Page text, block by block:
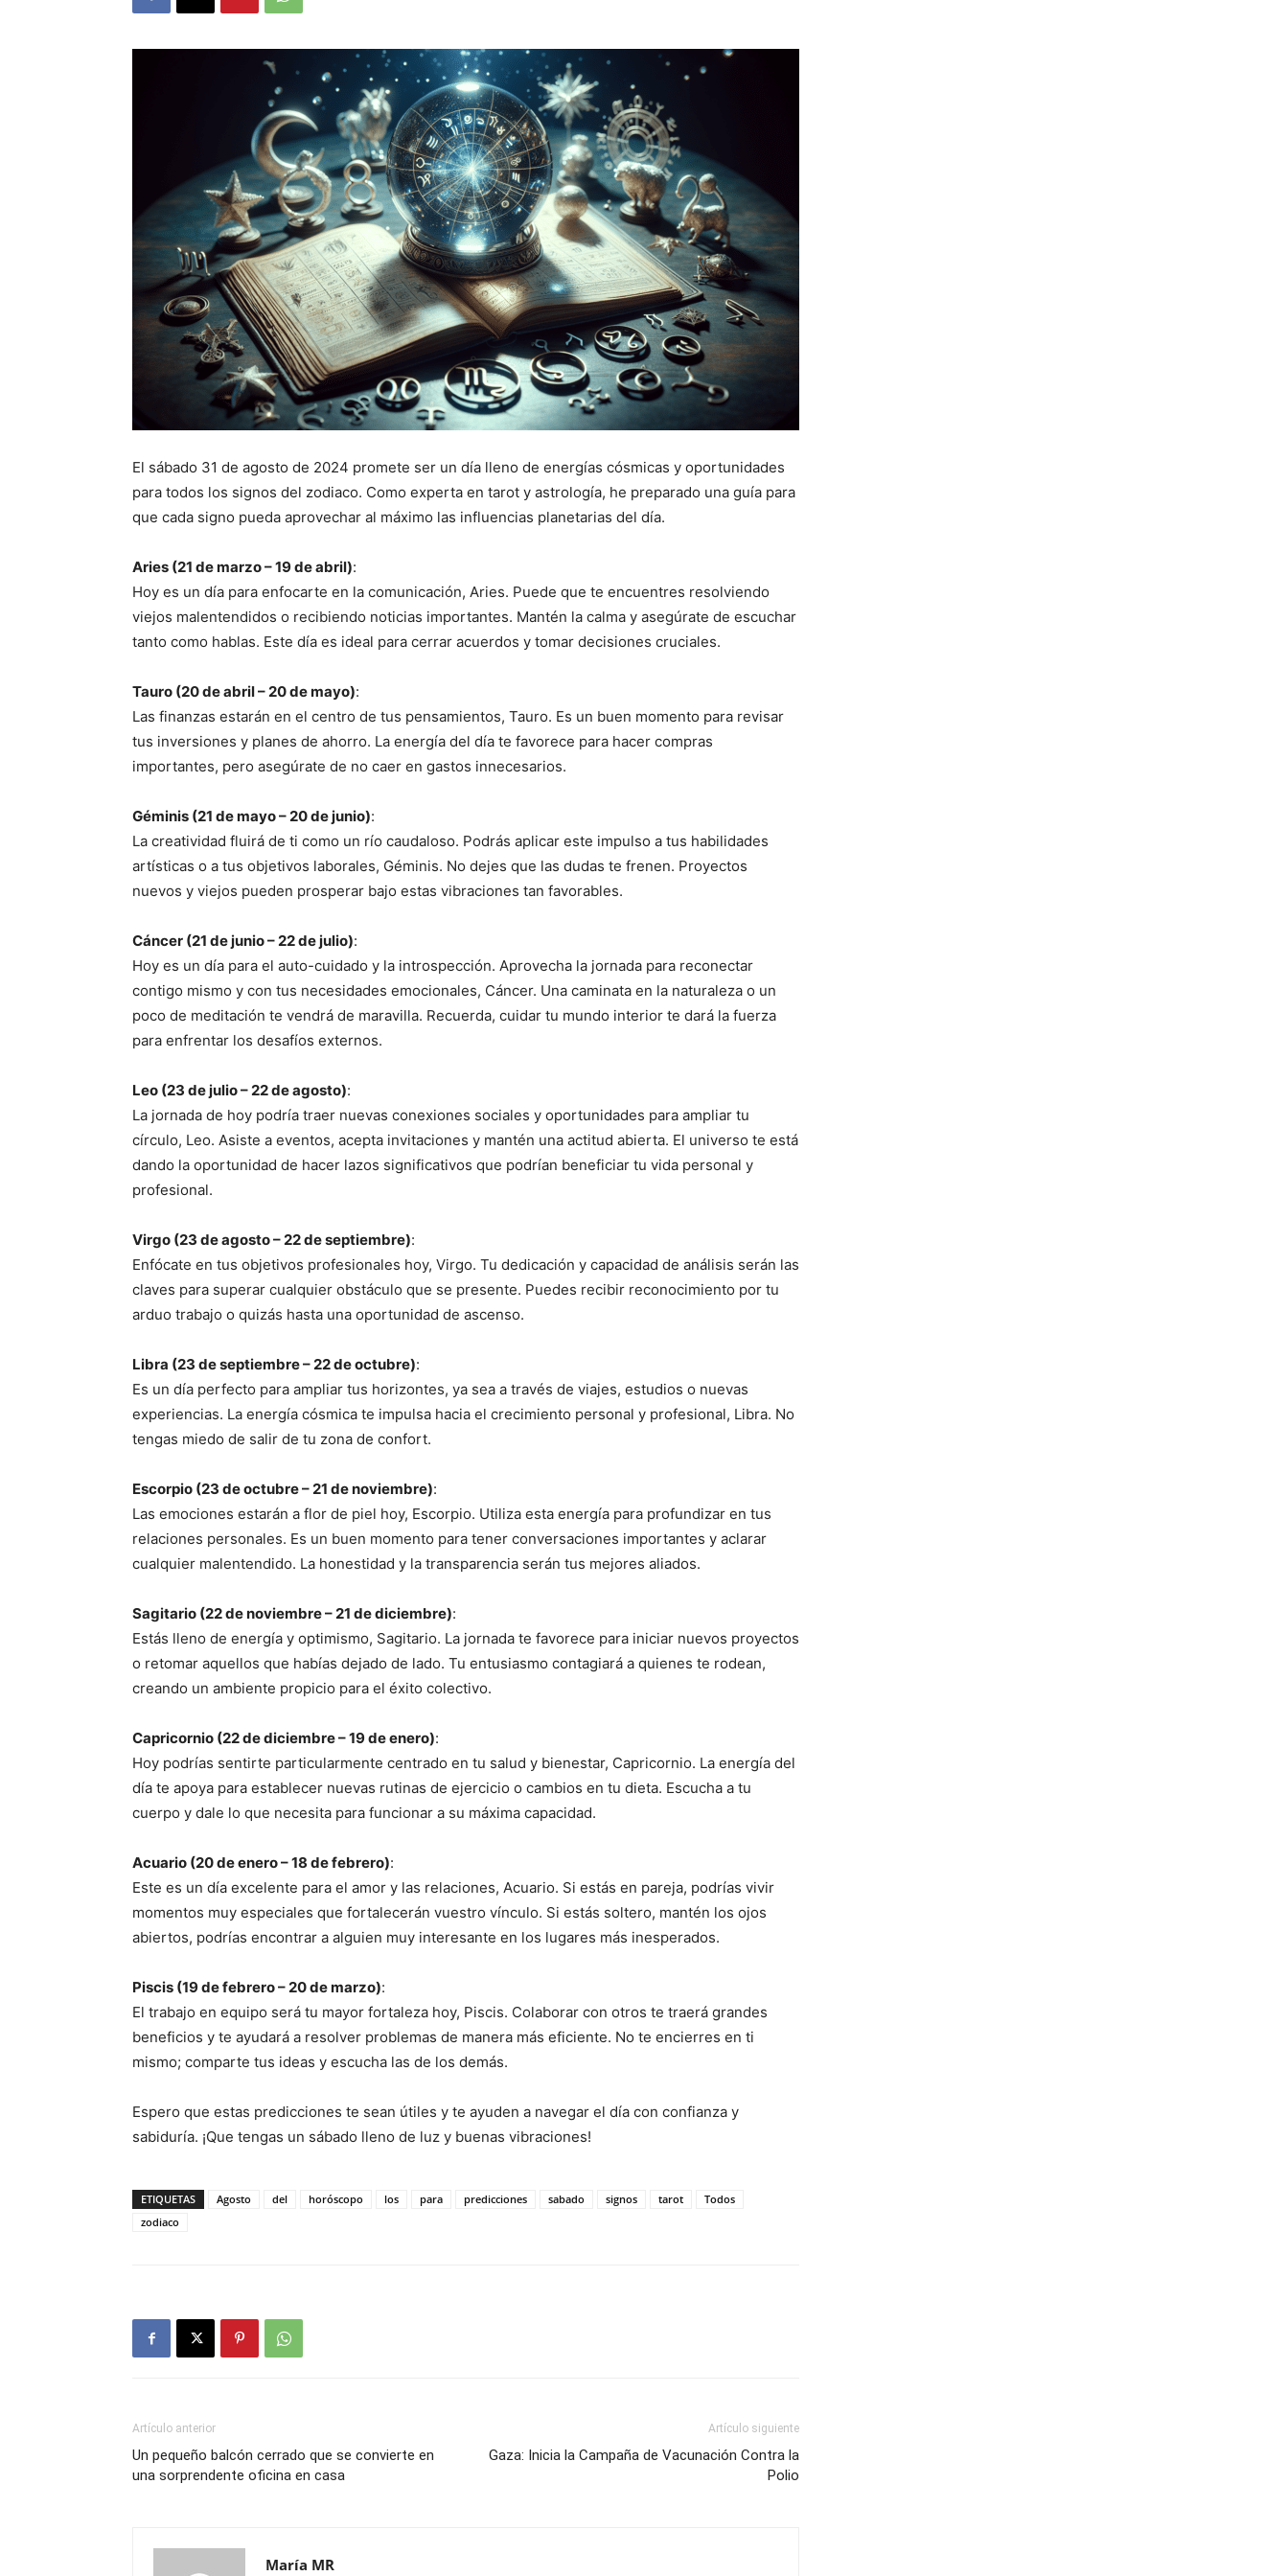
El sábado 31 de agosto de 2024 promete ser un día lleno de energías cósmicas y oportunidades
para todos los signos del zodiaco. Como experta en tarot y astrología, he preparado una guía para
que cada signo pueda aprovechar al máximo las influencias planetarias del día.
Aries (21 de marzo – 19 de abril):
Hoy es un día para enfocarte en la comunicación, Aries. Puede que te encuentres resolviendo
viejos malentendidos o recibiendo noticias importantes. Mantén la calma y asegúrate de escuchar
tanto como hablas. Este día es ideal para cerrar acuerdos y tomar decisiones cruciales.
Tauro (20 de abril – 20 de mayo):
Las finanzas estarán en el centro de tus pensamientos, Tauro. Es un buen momento para revisar
tus inversiones y planes de ahorro. La energía del día te favorece para hacer compras
importantes, pero asegúrate de no caer en gastos innecesarios.
Géminis (21 de mayo – 20 de junio):
La creatividad fluirá de ti como un río caudaloso. Podrás aplicar este impulso a tus habilidades
artísticas o a tus objetivos laborales, Géminis. No dejes que las dudas te frenen. Proyectos
nuevos y viejos pueden prosperar bajo estas vibraciones tan favorables.
Cáncer (21 de junio – 22 de julio):
Hoy es un día para el auto-cuidado y la introspección. Aprovecha la jornada para reconectar
contigo mismo y con tus necesidades emocionales, Cáncer. Una caminata en la naturaleza o un
poco de meditación te vendrá de maravilla. Recuerda, cuidar tu mundo interior te dará la fuerza
para enfrentar los desafíos externos.
Leo (23 de julio – 22 de agosto):
La jornada de hoy podría traer nuevas conexiones sociales y oportunidades para ampliar tu
círculo, Leo. Asiste a eventos, acepta invitaciones y mantén una actitud abierta. El universo te está
dando la oportunidad de hacer lazos significativos que podrían beneficiar tu vida personal y
profesional.
Virgo (23 de agosto – 22 de septiembre):
Enfócate en tus objetivos profesionales hoy, Virgo. Tu dedicación y capacidad de análisis serán las
claves para superar cualquier obstáculo que se presente. Puedes recibir reconocimiento por tu
arduo trabajo o quizás hasta una oportunidad de ascenso.
Libra (23 de septiembre – 22 de octubre):
Es un día perfecto para ampliar tus horizontes, ya sea a través de viajes, estudios o nuevas
experiencias. La energía cósmica te impulsa hacia el crecimiento personal y profesional, Libra. No
tengas miedo de salir de tu zona de confort.
Escorpio (23 de octubre – 21 de noviembre):
Las emociones estarán a flor de piel hoy, Escorpio. Utiliza esta energía para profundizar en tus
relaciones personales. Es un buen momento para tener conversaciones importantes y aclarar
cualquier malentendido. La honestidad y la transparencia serán tus mejores aliados.
Sagitario (22 de noviembre – 21 de diciembre):
Estás lleno de energía y optimismo, Sagitario. La jornada te favorece para iniciar nuevos proyectos
o retomar aquellos que habías dejado de lado. Tu entusiasmo contagiará a quienes te rodean,
creando un ambiente propicio para el éxito colectivo.
Capricornio (22 de diciembre – 19 de enero):
Hoy podrías sentirte particularmente centrado en tu salud y bienestar, Capricornio. La energía del
día te apoya para establecer nuevas rutinas de ejercicio o cambios en tu dieta. Escucha a tu
cuerpo y dale lo que necesita para funcionar a su máxima capacidad.
Acuario (20 de enero – 18 de febrero):
Este es un día excelente para el amor y las relaciones, Acuario. Si estás en pareja, podrías vivir
momentos muy especiales que fortalecerán vuestro vínculo. Si estás soltero, mantén los ojos
abiertos, podrías encontrar a alguien muy interesante en los lugares más inesperados.
Piscis (19 de febrero – 20 de marzo):
El trabajo en equipo será tu mayor fortaleza hoy, Piscis. Colaborar con otros te traerá grandes
beneficios y te ayudará a resolver problemas de manera más eficiente. No te encierres en ti
mismo; comparte tus ideas y escucha las de los demás.
Espero que estas predicciones te sean útiles y te ayuden a navegar el día con confianza y
sabiduría. ¡Que tengas un sábado lleno de luz y buenas vibraciones!
ETIQUETAS Agosto del horóscopo los para predicciones sabado signos tarot
Todos
zodiaco
Artículo anterior
Un pequeño balcón cerrado que se convierte en
una sorprendente oficina en casa
Artículo siguiente
Gaza: Inicia la Campaña de Vacunación Contra la
Polio
María MR